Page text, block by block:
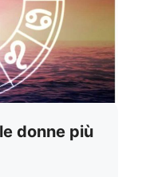
donne più